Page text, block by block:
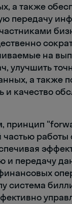
а также
передачу
на
улучшить
а также
и качество
принцип
работы
и передачу
система